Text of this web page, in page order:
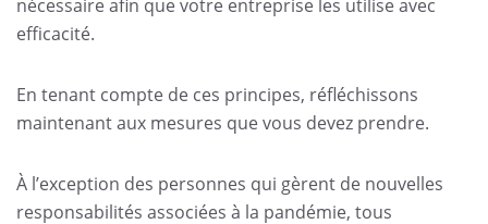
efficacité.
En tenant compte de ces principes, réfléchissons
maintenant aux mesures que vous devez prendre.
À l’exception des personnes qui gèrent de nouvelles
responsabilités associées à la pandémie, tous